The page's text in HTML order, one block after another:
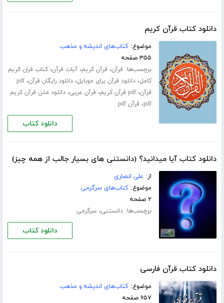
دانلود کتاب قرآن کریم
موضوع:کتاب‌های اندیشه و مذهب
۳۵۵ صفحه
برچسب‌ها: قرآن، قرآن کریم،آیات قرآن،کتاب قران کریم
کامل،دانلود قرآن برای موبایل،دانلود رایگان قرآن،pdf
قرآن،pdf قرآن کریم ، قرآن عربی،دانلود متن قرآن کریم
pdf، قرآن pdf
دانلود کتاب
دانلود کتاب آیا میدانید؟ (دانستنی های بسیار جالب از همه چیز)
از: علی انصاری
موضوع:کتاب‌های سرگرمی
۲ صفحه
برچسب‌ها:دانستنی، سرگرمی
دانلود کتاب
دانلود کتاب قرآن فارسی
موضوع:کتاب‌های اندیشه و مذهب
۶۵۷ صفحه